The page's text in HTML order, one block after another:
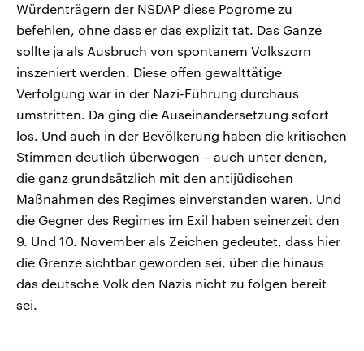
Würdenträgern der NSDAP diese Pogrome zu
befehlen, ohne dass er das explizit tat. Das Ganze
sollte ja als Ausbruch von spontanem Volkszorn
inszeniert werden. Diese offen gewalttätige
Verfolgung war in der Nazi-Führung durchaus
umstritten. Da ging die Auseinandersetzung sofort
los. Und auch in der Bevölkerung haben die kritischen
Stimmen deutlich überwogen – auch unter denen,
die ganz grundsätzlich mit den antijüdischen
Maßnahmen des Regimes einverstanden waren. Und
die Gegner des Regimes im Exil haben seinerzeit den
9. Und 10. November als Zeichen gedeutet, dass hier
die Grenze sichtbar geworden sei, über die hinaus
das deutsche Volk den Nazis nicht zu folgen bereit
sei.